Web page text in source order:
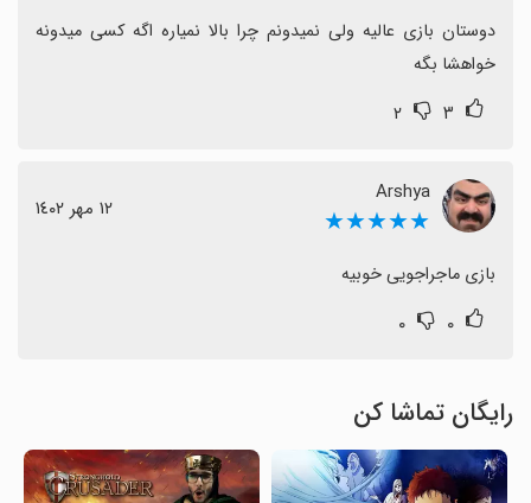
خواهشا بگه
۳ ۲
Arshya
★★★★★ ١٢ مهر ١٤٠٢
بازی ماجراجویی خوبیه
۰ ۰
رایگان تماشا کن